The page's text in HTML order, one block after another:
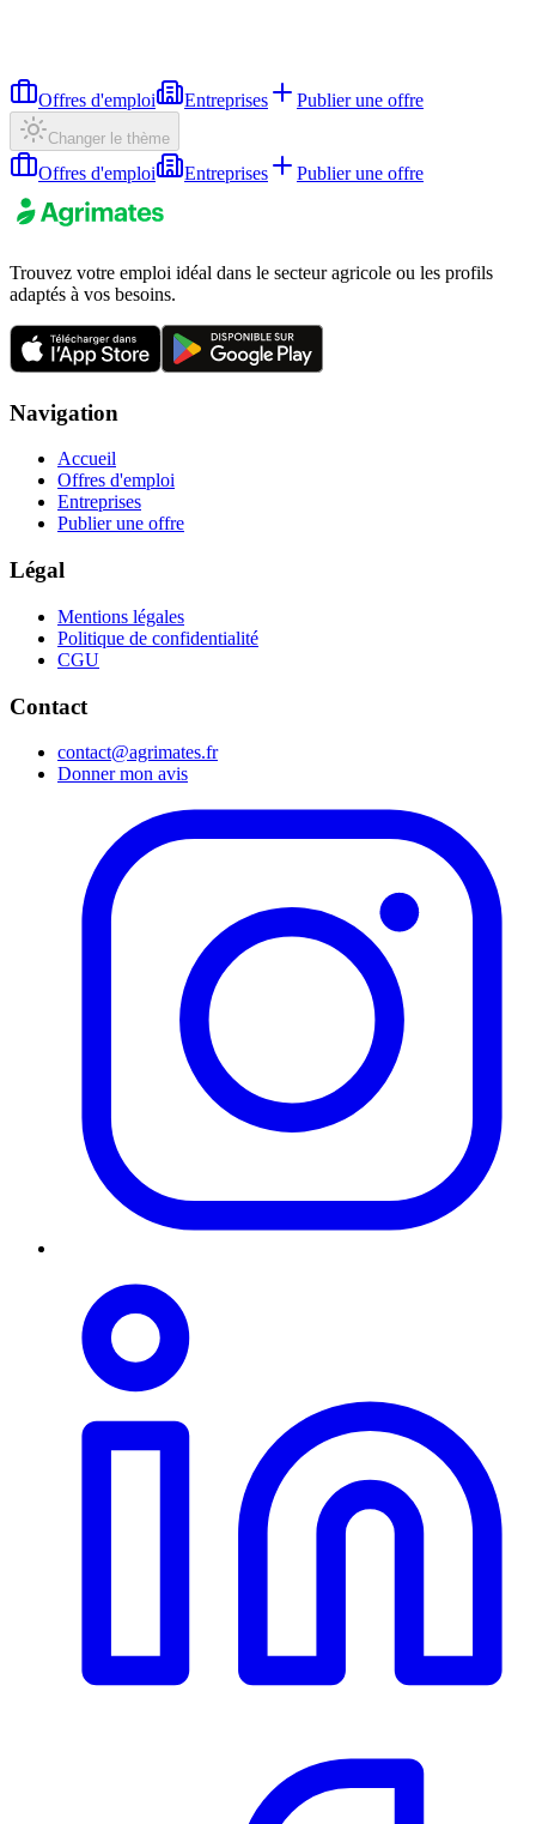
Offres d'emploi Entreprises Publier une offre
Changer le thème
Offres d'emploi Entreprises Publier une offre
Trouvez votre emploi idéal dans le secteur agricole ou les profils
adaptés à vos besoins.
Navigation
Accueil
Offres d'emploi
Entreprises
Publier une offre
Légal
Mentions légales
Politique de confidentialité
CGU
Contact
contact@agrimates.fr
Donner mon avis